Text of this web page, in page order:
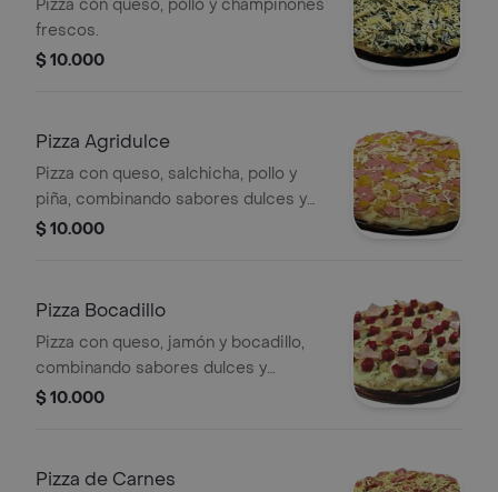
Pizza con queso, pollo y champiñones
frescos.
$ 10.000
Pizza Agridulce
Pizza con queso, salchicha, pollo y
piña, combinando sabores dulces y
salados.
$ 10.000
Pizza Bocadillo
Pizza con queso, jamón y bocadillo,
combinando sabores dulces y
salados.
$ 10.000
Pizza de Carnes